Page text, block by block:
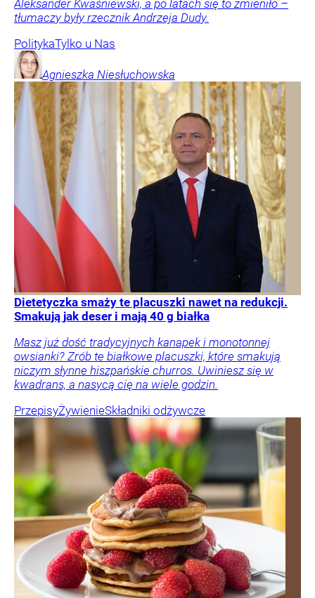
Aleksander Kwaśniewski, a po latach się to zmieniło –
tłumaczy były rzecznik Andrzeja Dudy.
PolitykaTylko u Nas
Agnieszka Niesłuchowska
Dietetyczka smaży te placuszki nawet na redukcji.
Smakują jak deser i mają 40 g białka
Masz już dość tradycyjnych kanapek i monotonnej
owsianki? Zrób te białkowe placuszki, które smakują
niczym słynne hiszpańskie churros. Uwiniesz się w
kwadrans, a nasycą cię na wiele godzin.
PrzepisyŻywienieSkładniki odżywcze